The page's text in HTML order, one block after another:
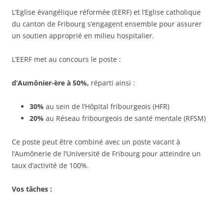
L’Eglise évangélique réformée (EERF) et l’Eglise catholique
du canton de Fribourg s’engagent ensemble pour assurer
un soutien approprié en milieu hospitalier.
L’EERF met au concours le poste :
d’Aumônier-ère à 50%, réparti ainsi :
30% au sein de l’Hôpital fribourgeois (HFR)
20% au Réseau fribourgeois de santé mentale (RFSM)
Ce poste peut être combiné avec un poste vacant à
l’Aumônerie de l’Université de Fribourg pour atteindre un
taux d’activité de 100%.
Vos tâches :